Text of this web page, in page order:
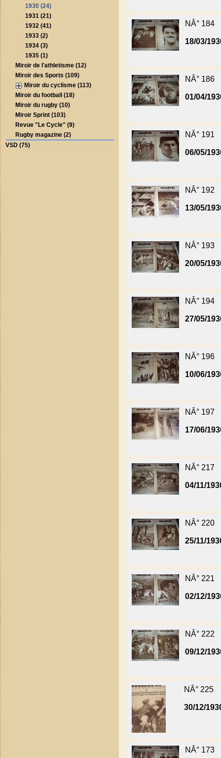
1930 (24)
1931 (21)
1932 (41)
1933 (2)
1934 (3)
1935 (1)
Miroir de l'athletisme (12)
Miroir des Sports (109)
Miroir du cyclisme (113)
Miroir du football (18)
Miroir du rugby (10)
Miroir Sprint (103)
Revue "Le Cycle" (9)
Rugby magazine (2)
VSD (75)
NÂ° 184
18/03/
NÂ° 186
01/04/
NÂ° 191
06/05/
NÂ° 192
13/05/
NÂ° 193
20/05/
NÂ° 194
27/05/
NÂ° 196
10/06/
NÂ° 197
17/06/
NÂ° 217
04/11/
NÂ° 220
25/11/
NÂ° 221
02/12/
NÂ° 222
09/12/
NÂ° 225
30/12/
NÂ° 173